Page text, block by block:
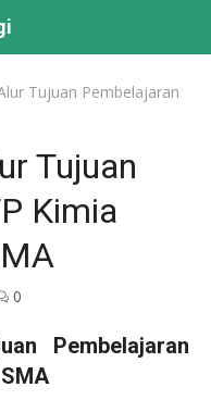
Tujuan Pembelajaran
Tujuan
Kimia
0
Pembelajaran